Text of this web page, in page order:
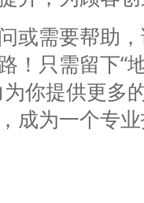
或需要帮助
！只需留下“
为你提供更多
成为一个专